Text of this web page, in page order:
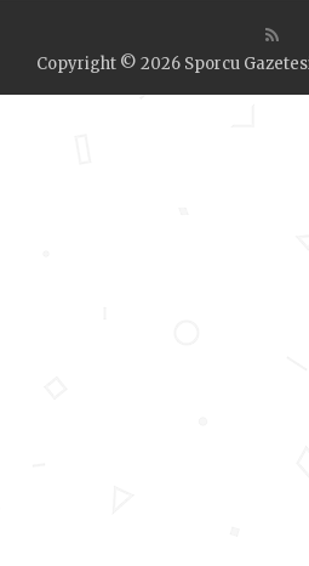
Copyright © 2026 Sporcu